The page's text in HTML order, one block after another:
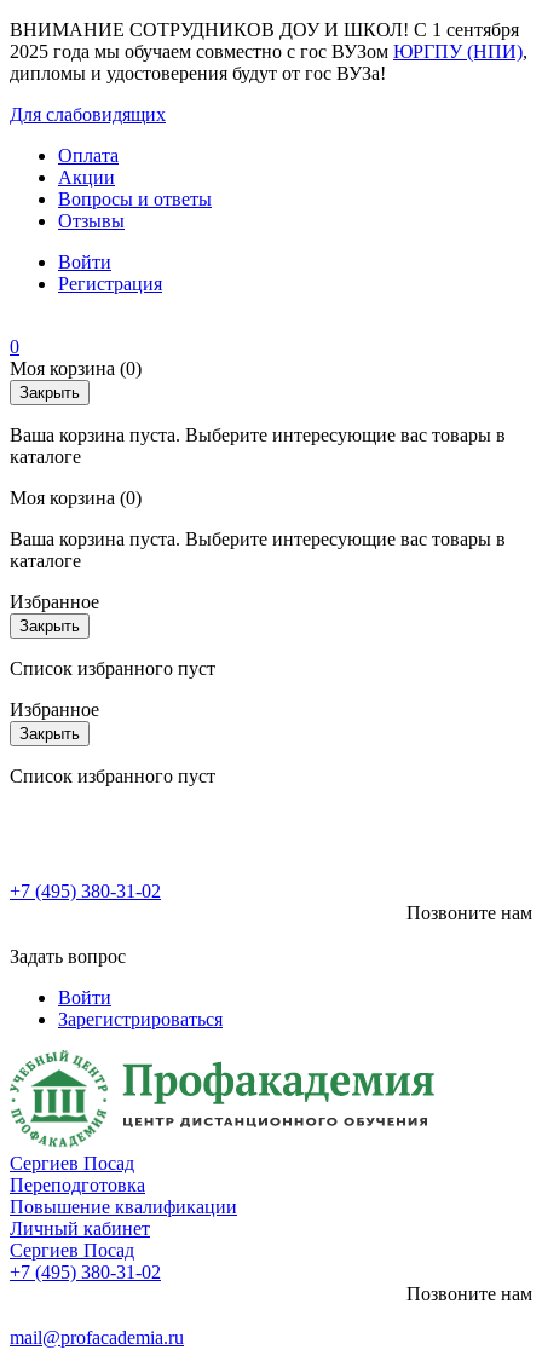
ВНИМАНИЕ СОТРУДНИКОВ ДОУ И ШКОЛ! С 1 сентября
2025 года мы обучаем совместно с гос ВУЗом ЮРГПУ (НПИ),
дипломы и удостоверения будут от гос ВУЗа!
Для слабовидящих
Оплата
Акции
Вопросы и ответы
Отзывы
Войти
Регистрация
0
Моя корзина (0)
Закрыть
Ваша корзина пуста. Выберите интересующие вас товары в
каталоге
Моя корзина (0)
Ваша корзина пуста. Выберите интересующие вас товары в
каталоге
Избранное
Закрыть
Список избранного пуст
Избранное
Закрыть
Список избранного пуст
+7 (495) 380-31-02
Позвоните нам
Задать вопрос
Войти
Зарегистрироваться
Сергиев Посад
Переподготовка
Повышение квалификации
Личный кабинет
Сергиев Посад
+7 (495) 380-31-02
Позвоните нам
mail@profacademia.ru